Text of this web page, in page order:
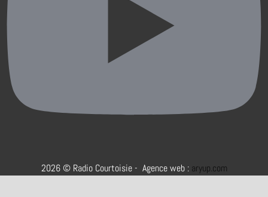
2026 © Radio Courtoisie - Agence web : aryup.com